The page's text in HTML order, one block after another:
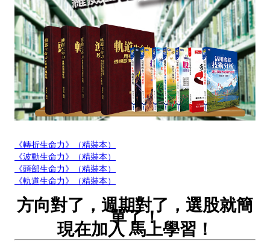
《轉折生命力》（精裝本）
《波動生命力》（精裝本）
《頭部生命力》（精裝本）
《軌道生命力》（精裝本）
方向對了，週期對了，選股就簡
單了！
現在加入 馬上學習！